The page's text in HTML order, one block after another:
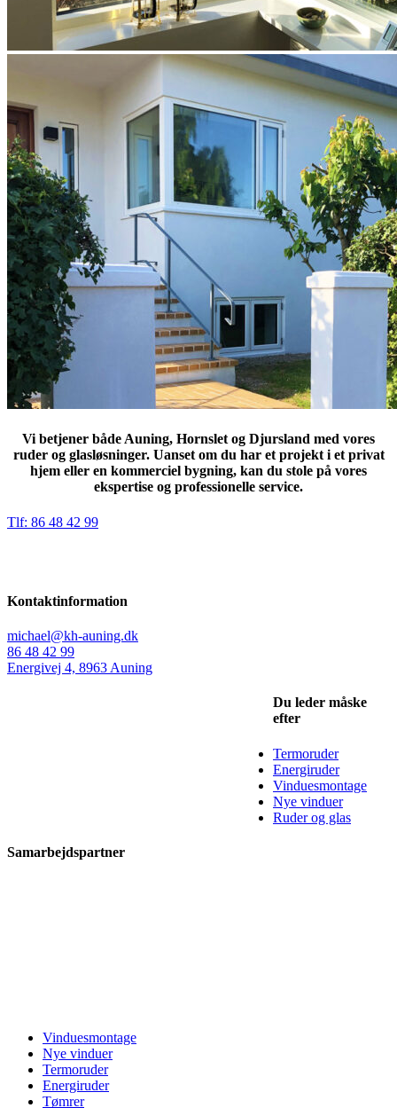
Vi betjener både Auning, Hornslet og Djursland med vores
ruder og glasløsninger. Uanset om du har et projekt i et privat
hjem eller en kommerciel bygning, kan du stole på vores
ekspertise og professionelle service.
Tlf: 86 48 42 99
Kontaktinformation
michael@kh-auning.dk
86 48 42 99
Energivej 4, 8963 Auning
Du leder måske
efter
Termoruder
Energiruder
Vinduesmontage
Nye vinduer
Ruder og glas
Samarbejdspartner
Vinduesmontage
Nye vinduer
Termoruder
Energiruder
Tømrer